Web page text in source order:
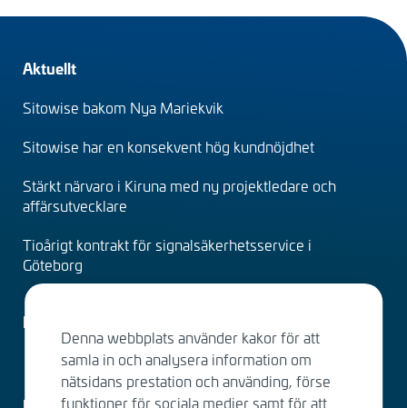
Footer
(sv)
Aktuellt
Sitowise bakom Nya Mariekvik
Sitowise har en konsekvent hög kundnöjdhet
Stärkt närvaro i Kiruna med ny projektledare och
affärsutvecklare
Tioårigt kontrakt för signalsäkerhetsservice i
Göteborg
Faktureringsuppgifter
Denna webbplats använder kakor för att
samla in och analysera information om
nätsidans prestation och använding, förse
funktioner för sociala medier samt för att